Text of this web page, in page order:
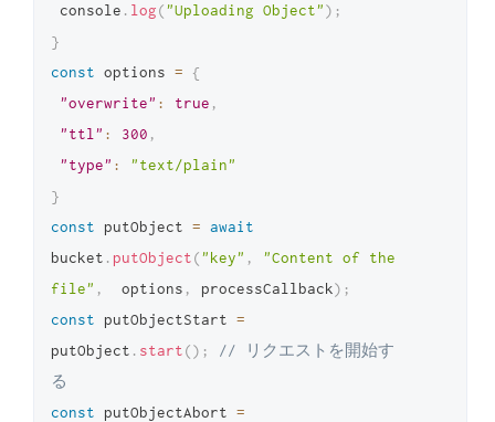
console . log("Uploading Object") ;
}
const options =
{
"overwrite" : true ,
"ttl" : 300 ,
"type" :
"text/plain"
}
const putObject = await
bucket . putObject("key" ,
"Content of the
file" ,
  options
, processCallback) ;
const putObjectStart =
putObject . start() ;
// リクエストを開始す
る
const putObjectAbort =